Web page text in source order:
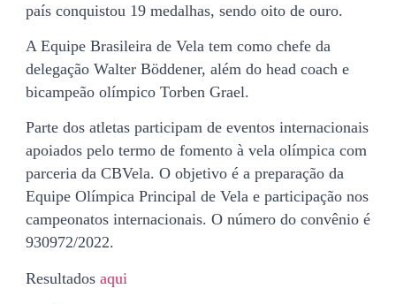
país conquistou 19 medalhas, sendo oito de ouro.
A Equipe Brasileira de Vela tem como chefe da
delegação Walter Böddener, além do head coach e
bicampeão olímpico Torben Grael.
Parte dos atletas participam de eventos internacionais
apoiados pelo termo de fomento à vela olímpica com
parceria da CBVela. O objetivo é a preparação da
Equipe Olímpica Principal de Vela e participação nos
campeonatos internacionais. O número do convênio é
930972/2022.
Resultados aqui